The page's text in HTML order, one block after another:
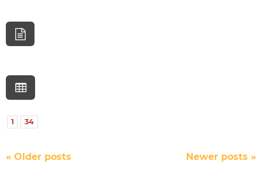
1 34
P
« Older posts Newer posts »